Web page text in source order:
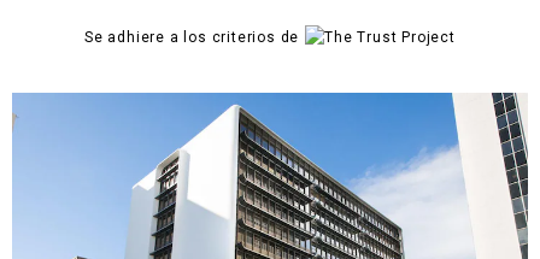
Se adhiere a los criterios de